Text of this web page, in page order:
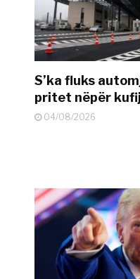
S’ka fluks
pritet nëpër
04/08/2026